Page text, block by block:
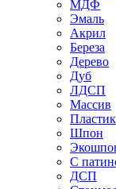
МДФ
Эмаль
Акрил
Береза
Дерево
Дуб
ЛДСП
Массив
Пластик
Шпон
С
ДСП